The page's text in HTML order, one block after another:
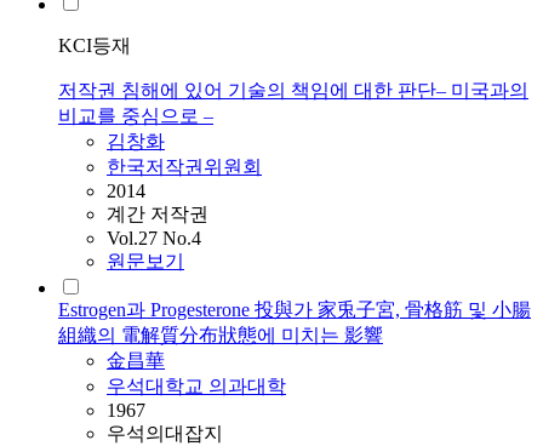
KCI등재
저작권 침해에 있어 기술의 책임에 대한 판단‒ 미국과의
비교를 중심으로 ‒
김창화
한국저작권위원회
2014
계간 저작권
Vol.27 No.4
원문보기
Estrogen과 Progesterone 投與가 家兎子宮, 骨格筋 및 小腸
組織의 電解質分布狀態에 미치는 影響
金昌華
우석대학교 의과대학
1967
우석의대잡지